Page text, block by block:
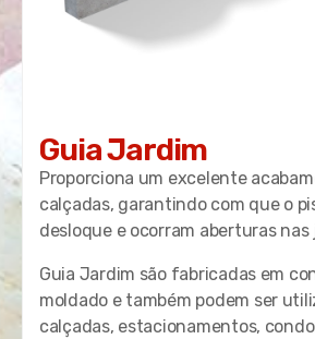
Guia Jardim
Proporciona um excelente
calçadas, garantindo com que o
desloque e ocorram aberturas nas
Guia Jardim são fabricadas em
moldado e também podem ser
calçadas, estacionamentos,